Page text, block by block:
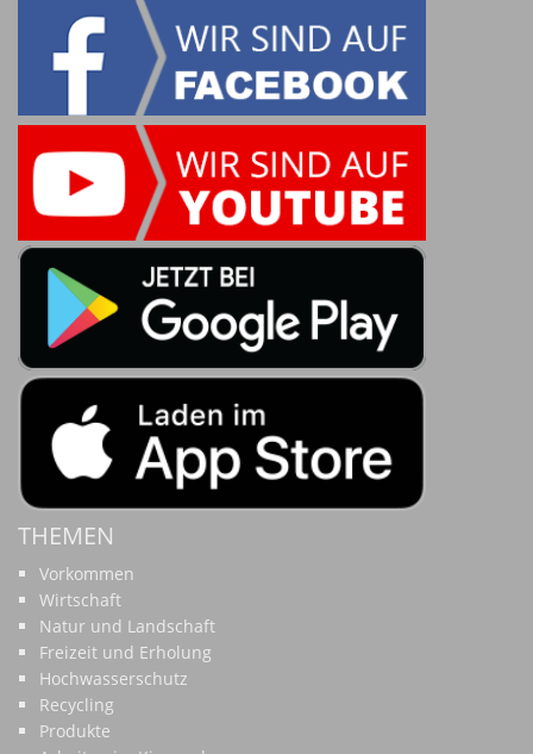
THEMEN
Vorkommen
Wirtschaft
Natur und Landschaft
Freizeit und Erholung
Hochwasserschutz
Recycling
Produkte